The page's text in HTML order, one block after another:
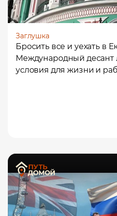
Заглушка
Бросить все и уехать в
Международный десант
условия для жизни и